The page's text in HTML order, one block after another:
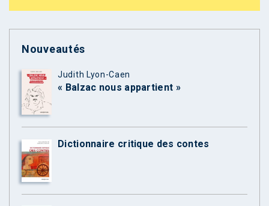
Nouveautés
Judith Lyon-Caen
« Balzac nous appartient »
Dictionnaire critique des contes